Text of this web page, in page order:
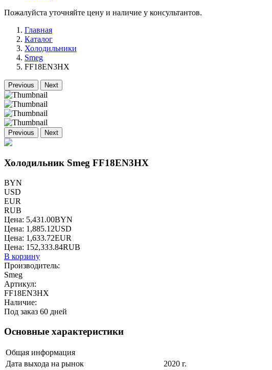
Пожалуйста уточняйте цену и наличие у консультантов.
Главная
Каталог
Холодильники
Smeg
FF18EN3HX
Previous Next
Previous Next
Холодильник Smeg FF18EN3HX
BYN
USD
EUR
RUB
Цена: 5,431.00BYN
Цена: 1,885.12USD
Цена: 1,633.72EUR
Цена: 152,333.84RUB
В корзину
Производитель:
Smeg
Артикул:
FF18EN3HX
Наличие:
Под заказ 60 дней
Основные характеристики
Общая информация
Дата выхода на рынок
2020 г.